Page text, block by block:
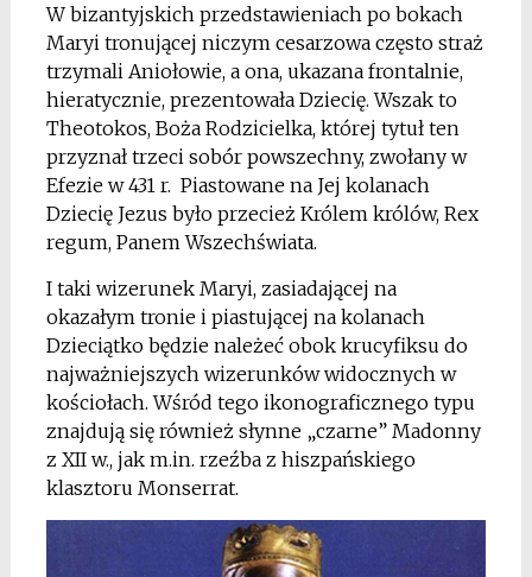
W bizantyjskich przedstawieniach po bokach
Maryi tronującej niczym cesarzowa często straż
trzymali Aniołowie, a ona, ukazana frontalnie,
hieratycznie, prezentowała Dziecię. Wszak to
Theotokos, Boża Rodzicielka, której tytuł ten
przyznał trzeci sobór powszechny, zwołany w
Efezie w 431 r. Piastowane na Jej kolanach
Dziecię Jezus było przecież Królem królów, Rex
regum, Panem Wszechświata.
I taki wizerunek Maryi, zasiadającej na
okazałym tronie i piastującej na kolanach
Dzieciątko będzie należeć obok krucyfiksu do
najważniejszych wizerunków widocznych w
kościołach. Wśród tego ikonograficznego typu
znajdują się również słynne „czarne” Madonny
z XII w., jak m.in. rzeźba z hiszpańskiego
klasztoru Monserrat.